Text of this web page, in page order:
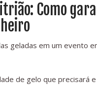
Como
geladas em um evento
de gelo que precisará